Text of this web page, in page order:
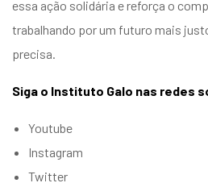
essa ação solidária e reforça o
trabalhando por um futuro mais
precisa.
Siga o Instituto Galo nas redes
Youtube
Instagram
Twitter